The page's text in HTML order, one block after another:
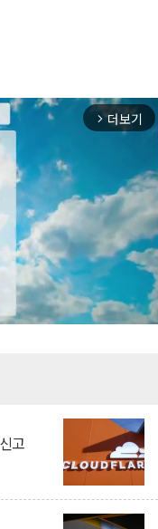
arrow_forward_ios 더보기
고